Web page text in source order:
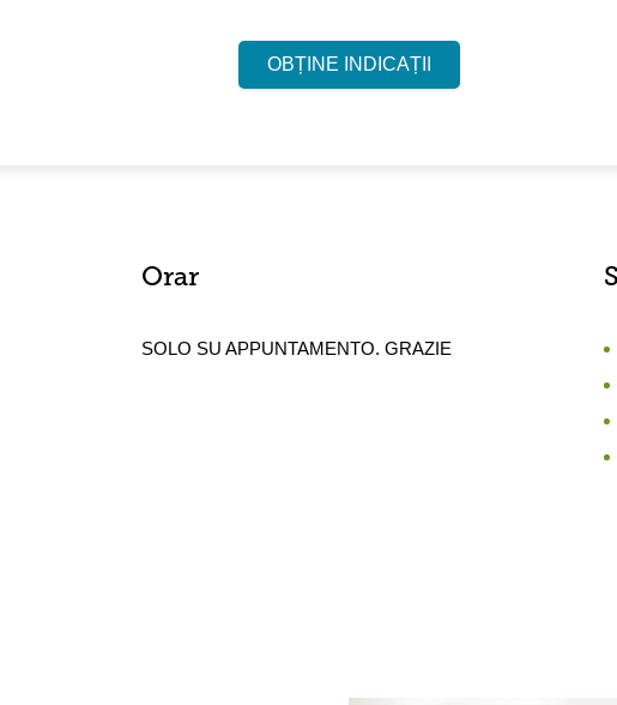
OBȚINE INDICAȚII
Orar
SOLO SU APPUNTAMENTO. GRAZIE